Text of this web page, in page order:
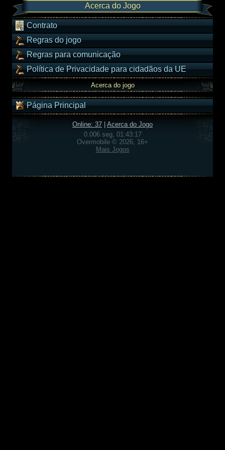
Acerca do Jogo
Contrato
Regras do jogo
Regras para comunicação
Política de Privacidade para cidadãos da UE
Acerca do jogo
Página Principal
Online: 37
Acerca do Jogo
0.006 seg, 01:43:17
Overmobile © 2026, 16+
Mais Jogos